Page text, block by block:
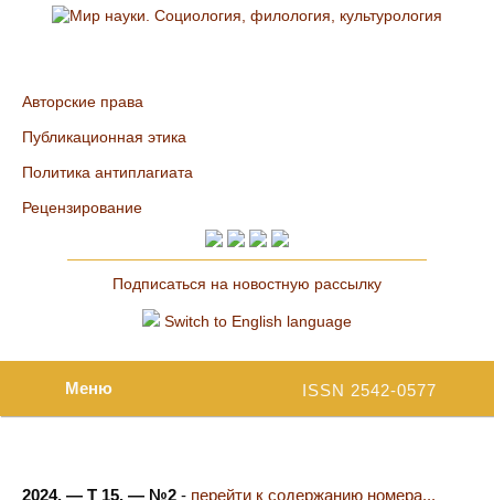
Авторские права
Публикационная этика
Политика антиплагиата
Рецензирование
Подписаться на новостную рассылку
Switch to English language
ISSN 2542-0577
Меню
2024. — Т 15. — №2 - перейти к содержанию номера...